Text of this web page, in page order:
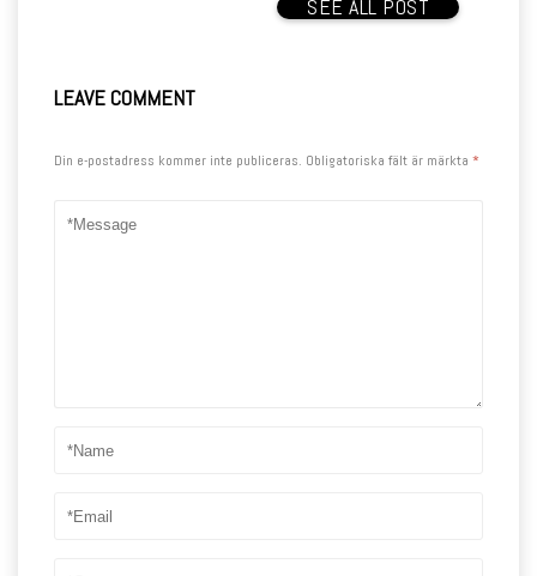
SEE ALL POST
LEAVE COMMENT
Din e-postadress kommer inte publiceras. Obligatoriska fält är märkta *